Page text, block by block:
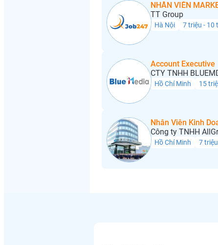
NHÂN VIÊN
TT Group
Hà Nội 7 triệu - 10
Account Executive
CTY TNHH
Hồ Chí Minh 15
Nhân Viên Kinh
Công ty TNHH
Hồ Chí Minh 7